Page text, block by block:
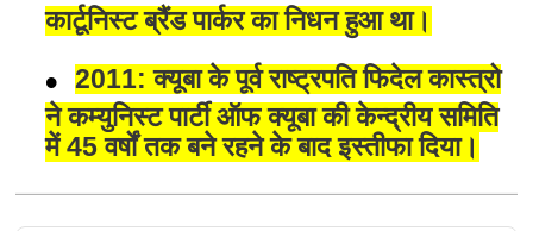
कार्टूनिस्ट ब्रैंड पार्कर का निधन हुआ था।
2011: क्यूबा के पूर्व राष्ट्रपति फिदेल कास्त्रो
ने कम्युनिस्ट पार्टी ऑफ क्यूबा की केन्द्रीय समिति
में 45 वर्षों तक बने रहने के बाद इस्तीफा दिया।